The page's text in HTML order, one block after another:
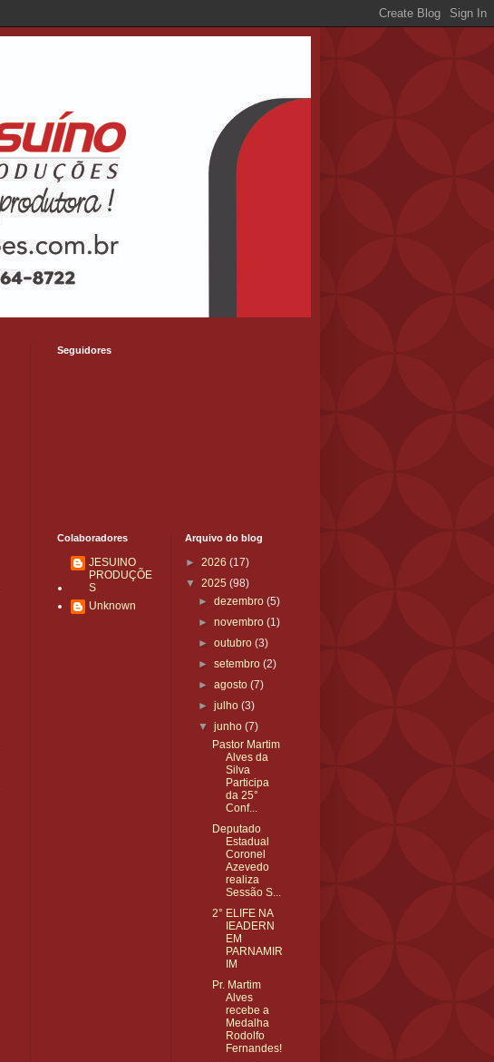
Seguidores
Colaboradores
JESUINO
PRODUÇÕE
S
Unknown
Arquivo do blog
► 2026 (17)
▼ 2025 (98)
►dezembro(5)
►novembro(1)
►outubro(3)
►setembro(2)
►agosto(7)
►julho(3)
▼junho(7)
Pastor Martim
Alves da
Silva
Participa
da 25°
Conf...
Deputado
Estadual
Coronel
Azevedo
realiza
Sessão S...
2° ELIFE NA
IEADERN
EM
PARNAMIR
IM
Pr. Martim
Alves
recebe a
Medalha
Rodolfo
Fernandes!